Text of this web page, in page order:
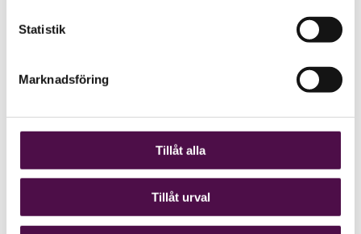
Statistik
Marknadsföring
Tillåt alla
Tillåt urval